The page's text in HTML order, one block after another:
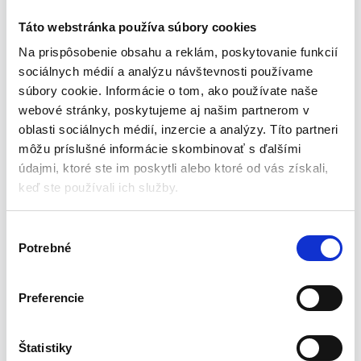
Táto webstránka používa súbory cookies
Na prispôsobenie obsahu a reklám, poskytovanie funkcií
sociálnych médií a analýzu návštevnosti používame
súbory cookie. Informácie o tom, ako používate naše
webové stránky, poskytujeme aj našim partnerom v
oblasti sociálnych médií, inzercie a analýzy. Títo partneri
môžu príslušné informácie skombinovať s ďalšími
údajmi, ktoré ste im poskytli alebo ktoré od vás získali,
keď ste používali ich služby.
Potrebné
Preferencie
Štatistiky
dvakrát za sezónu. Ide o to, aby sa pôda uvoľnila a prevzdušnila.
Prečo sa oplatí používať
prevzdušňovač?
Zlepšuje výmenu vzduchu medzi pôdou a atmosférou
Znižuje straty spôsobené nadmerným vyparovaním vody
Podporuje prevádzku hnojív
Zvyšuje pružnosť trávnika
Zvyšuje regeneračnú schopnosť trávnika
Pracovná šírka: 340 mm
Veľkosť kolies: 14,5 cm